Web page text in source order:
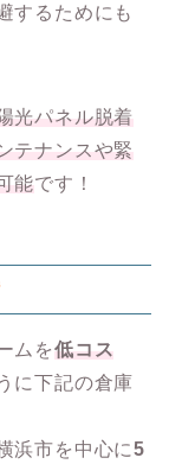
するためにも
光パネル脱着
テナンスや緊
能です！
ムを低コス
に下記の倉庫
浜市を中心に5